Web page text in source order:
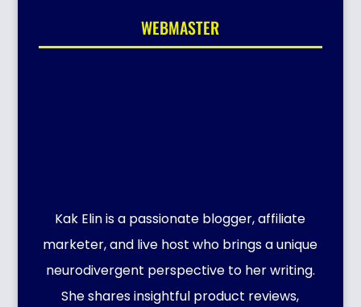
WEBMASTER
Kak Elin is a passionate blogger, affiliate
marketer, and live host who brings a unique
neurodivergent perspective to her writing.
She shares insightful product reviews,